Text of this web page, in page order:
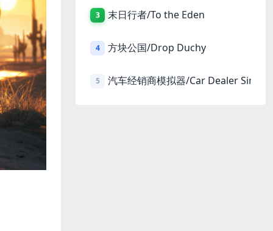
3 末日行者/To the Eden
4 方块公国/Drop Duchy
5 汽车经销商模拟器/Car Dealer